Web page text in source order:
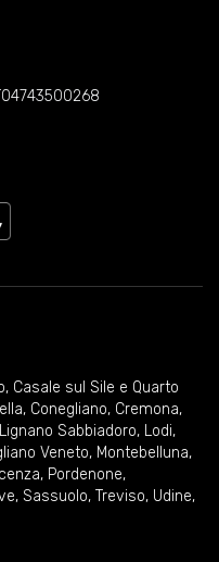
, Casale sul Sile e Quarto
, Conegliano, Cremona,
Lignano Sabbiadoro, Lodi,
Veneto, Montebelluna,
, Pordenone,
, Sassuolo, Treviso, Udine,